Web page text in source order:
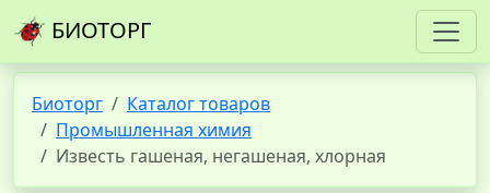
БИОТОРГ
Биоторг
Каталог товаров
Промышленная химия
Известь гашеная, негашеная, хлорная